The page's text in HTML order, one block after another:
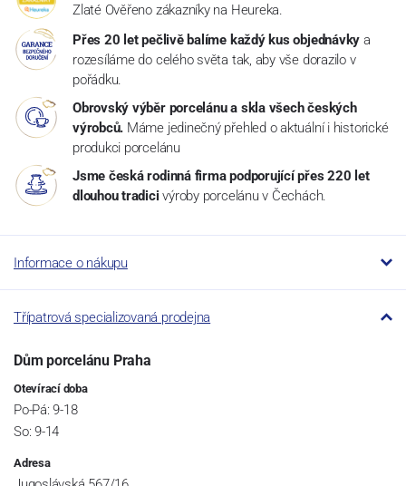
Zlaté Ověřeno zákazníky na Heureka.
Přes 20 let pečlivě balíme každý kus objednávky a
rozesíláme do celého světa tak, aby vše dorazilo v
pořádku.
Obrovský výběr porcelánu a skla všech českých
výrobců. Máme jedinečný přehled o aktuální i historické
produkci porcelánu
Jsme česká rodinná firma podporující přes 220 let
dlouhou tradici výroby porcelánu v Čechách.
Informace o nákupu
Třípatrová specializovaná prodejna
Dům porcelánu Praha
Otevírací doba
Po-Pá: 9-18
So: 9-14
Adresa